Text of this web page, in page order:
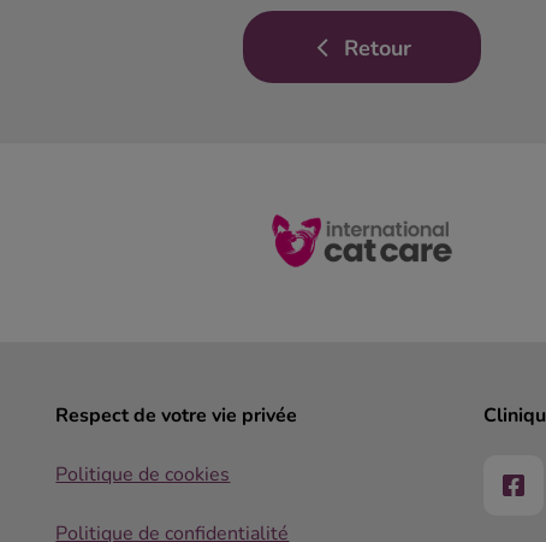
Retour
Respect de votre vie privée
Politique de cookies
Politique de confidentialité